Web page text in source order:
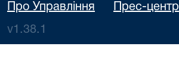
Про Управління Прес-центр
v1.38.1